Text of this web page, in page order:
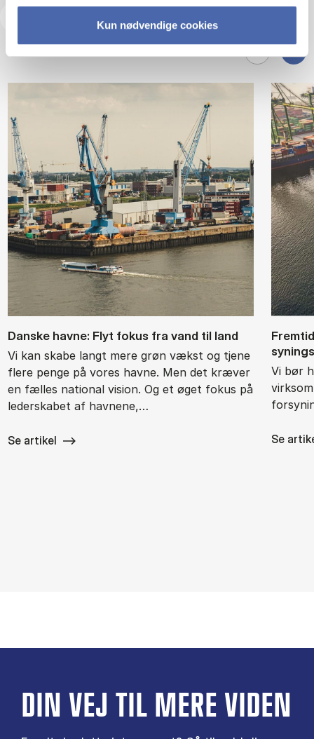
Kun nødvendige cookies
Dan­ske hav­ne: Flyt fo­kus fra vand til land
Vi kan skabe langt mere grøn vækst og tjene
flere penge på vores havne. Men det kræver
en fælles national vision. Og et øget fokus på
lederskabet af havnene,…
Se artikel
Vi bør
Se
DIN VEJ TIL MERE VIDEN